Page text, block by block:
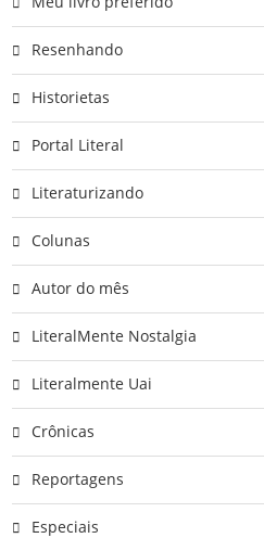
Resenhando
Historietas
Portal Literal
Literaturizando
Colunas
Autor do mês
LiteralMente Nostalgia
Literalmente Uai
Crônicas
Reportagens
Especiais